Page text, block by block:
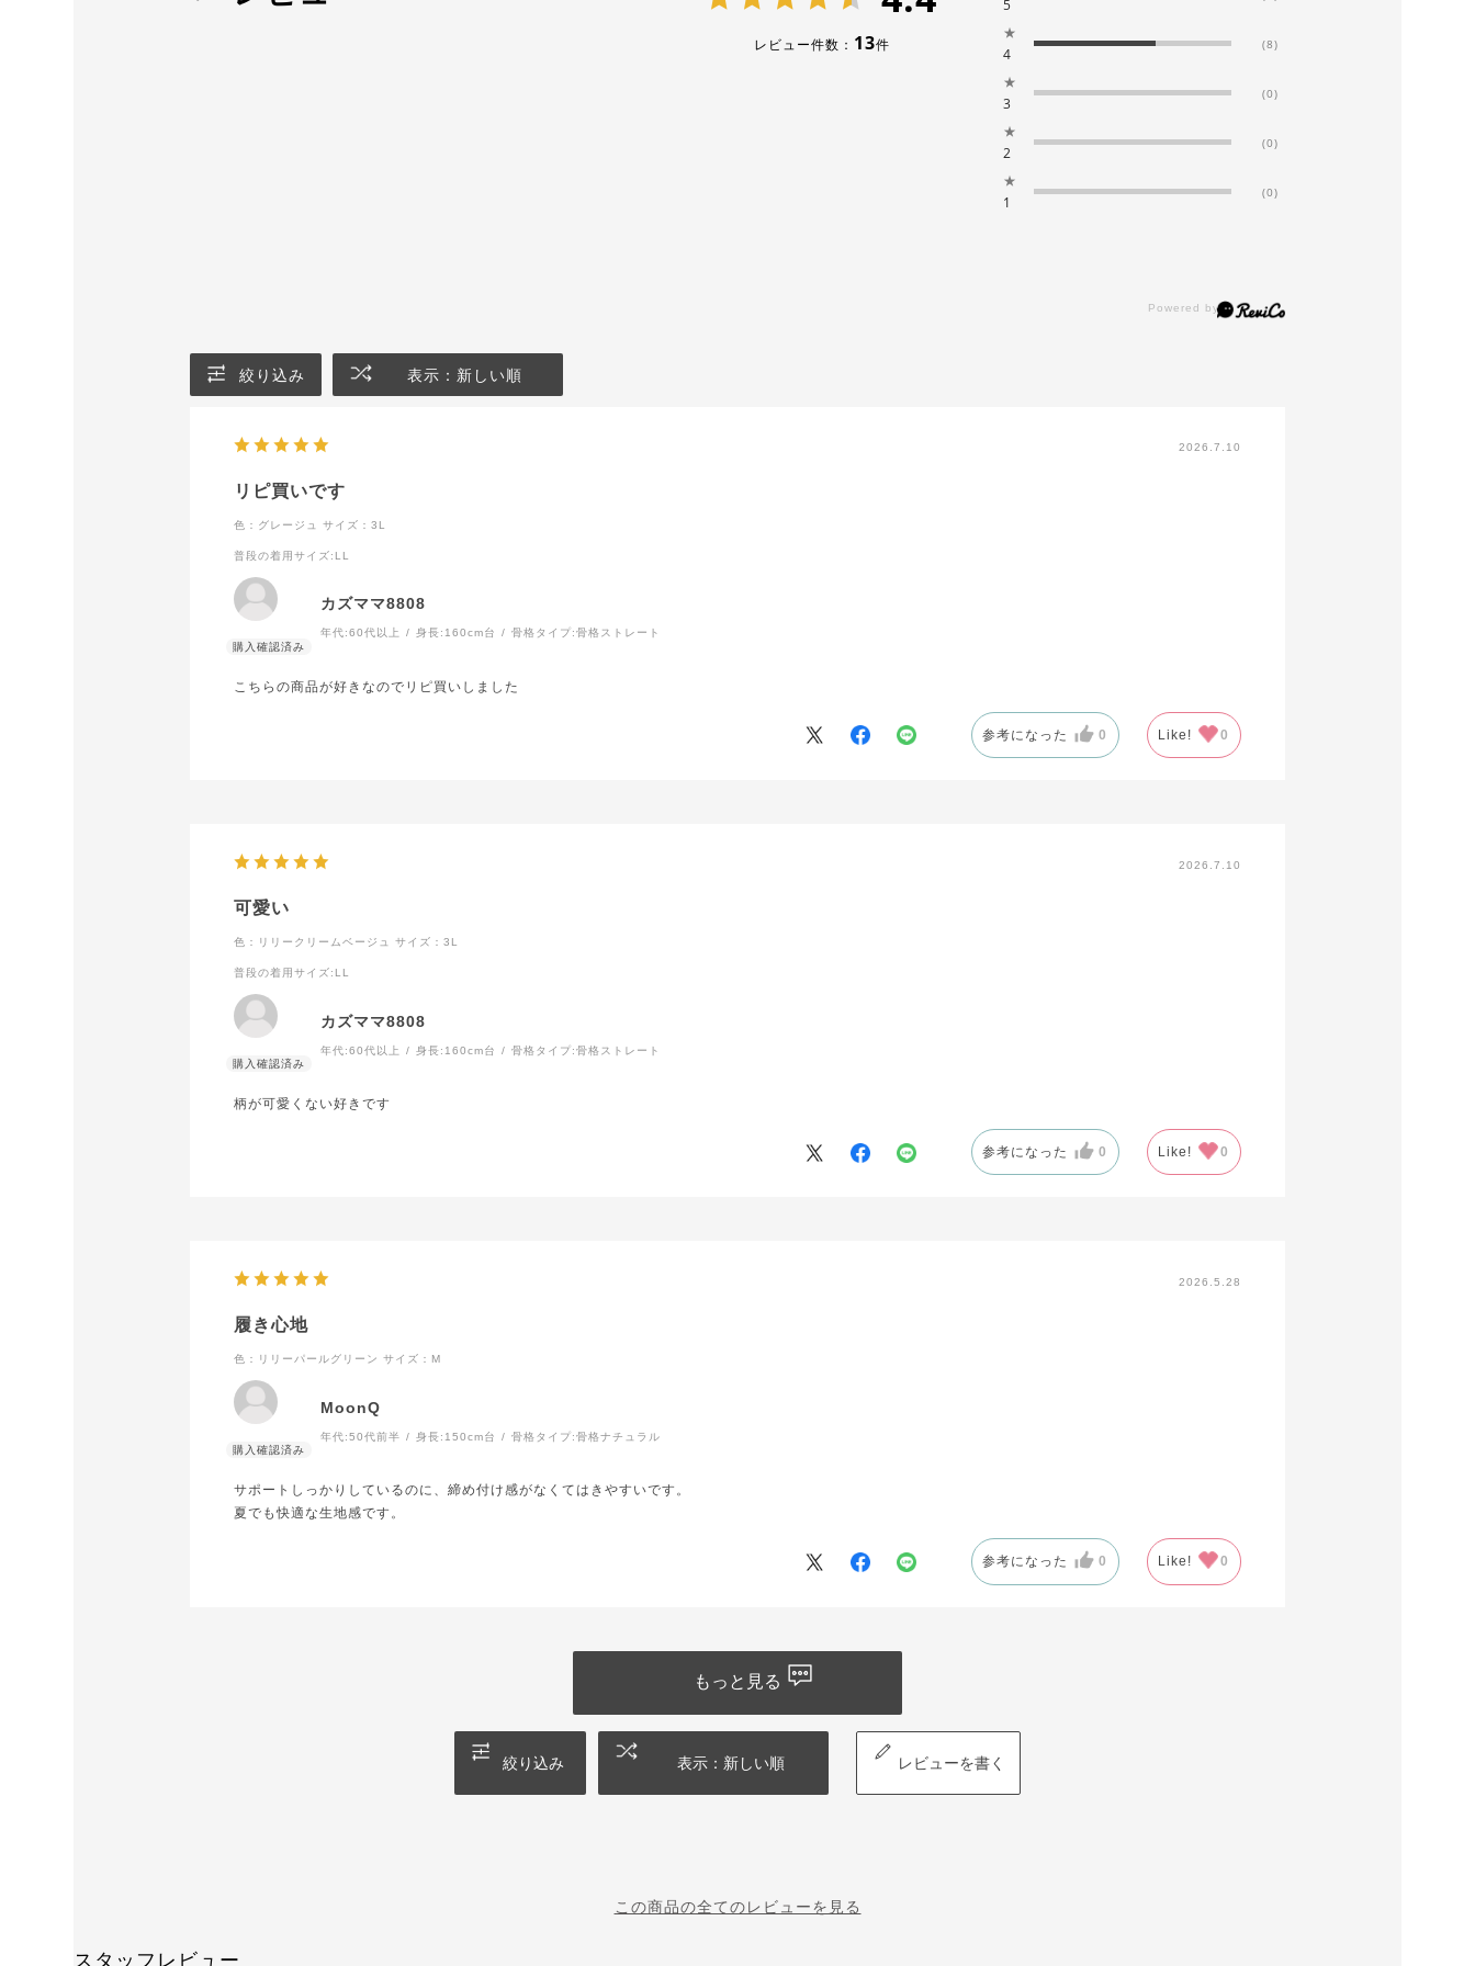
レビュー件数： 13件
5
★
4
(8)
★
3
(0)
★
2
(0)
★
1
(0)
絞り込み 表示：新しい順
2026.7.10
リピ買いです
色：グレージュ サイズ：3L
普段の着用サイズ:LL
カズママ8808
年代:60代以上 身長: 160cm台 骨格タイプ:骨格ストレート
こちらの商品が好きなのでリピ買いしました
参考になった 0 Like! 0
2026.7.10
可愛い
色：リリークリームベージュ サイズ：3L
普段の着用サイズ:LL
カズママ8808
年代:60代以上 身長: 160cm台 骨格タイプ:骨格ストレート
柄が可愛くない好きです
参考になった 0 Like! 0
2026.5.28
履き心地
色：リリーパールグリーン サイズ：M
MoonQ
年代:50代前半 身長: 150cm台 骨格タイプ:骨格ナチュラル
サポートしっかりしているのに、締め付け感がなくてはきやすいです。
夏でも快適な生地感です。
参考になった 0 Like! 0
もっと見る
絞り込み 表示：新しい順 レビューを書く
この商品の全てのレビューを見る
スタッフレビュー